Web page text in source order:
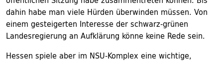
dahin habe man viele Hürden überwinden müssen. Von
einem gesteigerten Interesse der schwarz-grünen
Landesregierung an Aufklärung könne keine Rede sein.
Hessen spiele aber im NSU-Komplex eine wichtige,